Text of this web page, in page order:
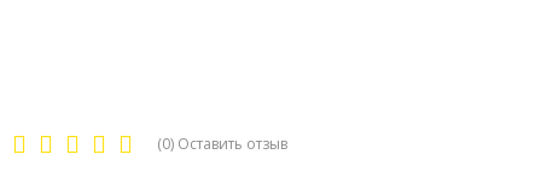
(0) Оставить отзыв